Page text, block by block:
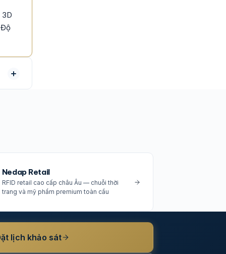
3D
Độ
Nedap Retail
RFID retail cao cấp châu Âu — chuỗi thời
trang và mỹ phẩm premium toàn cầu
lịch khảo sát